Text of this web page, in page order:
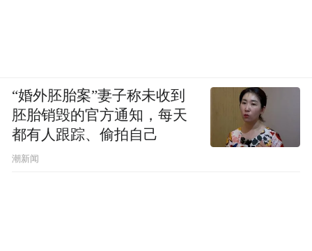
“婚外胚胎案”妻子称未收到
胚胎销毁的官方通知，每天
都有人跟踪、偷拍自己
潮新闻